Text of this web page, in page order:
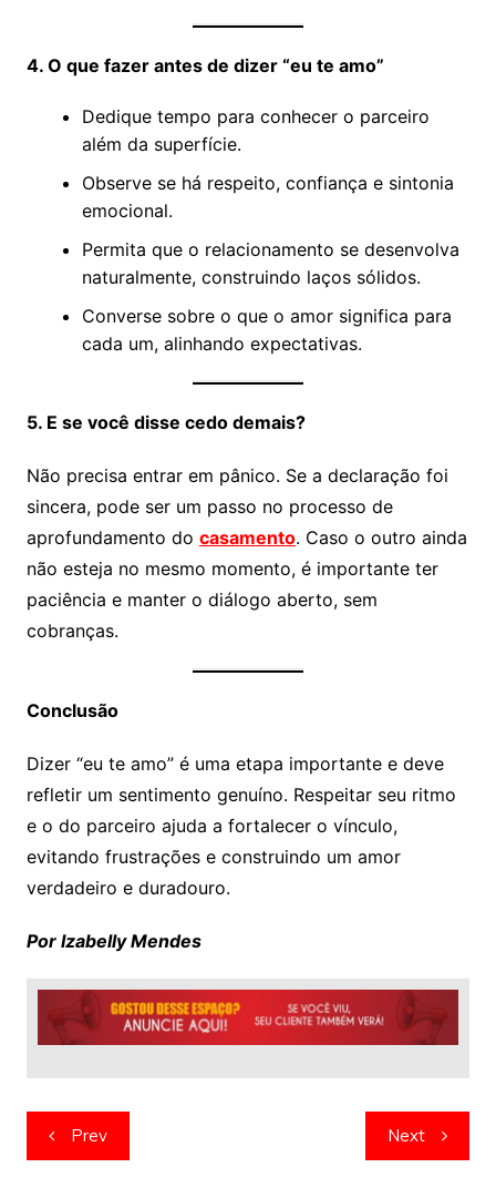
4. O que fazer antes de dizer “eu te amo”
Dedique tempo para conhecer o parceiro
além da superfície.
Observe se há respeito, confiança e sintonia
emocional.
Permita que o relacionamento se desenvolva
naturalmente, construindo laços sólidos.
Converse sobre o que o amor significa para
cada um, alinhando expectativas.
5. E se você disse cedo demais?
Não precisa entrar em pânico. Se a declaração foi
sincera, pode ser um passo no processo de
aprofundamento do casamento. Caso o outro ainda
não esteja no mesmo momento, é importante ter
paciência e manter o diálogo aberto, sem
cobranças.
Conclusão
Dizer “eu te amo” é uma etapa importante e deve
refletir um sentimento genuíno. Respeitar seu ritmo
e o do parceiro ajuda a fortalecer o vínculo,
evitando frustrações e construindo um amor
verdadeiro e duradouro.
Por Izabelly Mendes
Navegação
de
Prev Next